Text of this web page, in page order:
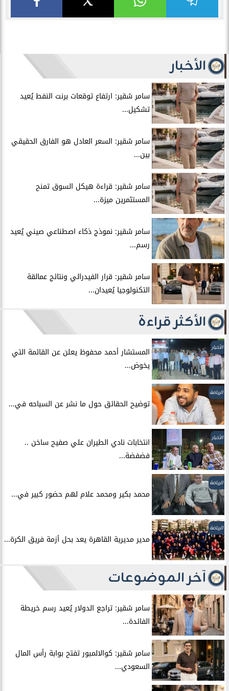
الأخبار
سامر شقير: ارتفاع توقعات برنت النفط يُعيد
تشكيل...
سامر شقير: السعر العادل هو الفارق الحقيقي
بين...
سامر شقير: قراءة هيكل السوق تمنح
المستثمرين ميزة...
سامر شقير: نموذج ذكاء اصطناعي صيني يُعيد
رسم...
سامر شقير: قرار الفيدرالي ونتائج عمالقة
التكنولوجيا يُعيدان...
الأكثر قراءة
الأخبار
المستشار أحمد محفوظ يعلن عن القائمة التي
يخوض...
الرياضة
توضيح الحقائق حول ما نشر عن السباحه في...
الأخبار
انتخابات نادي الطيران علي صفيح ساخن ..
فضفضة...
الرياضة
محمد بكير ومحمد علام لهم حضور كبير في...
الرياضة
مدير مديرية القاهرة يعد بحل أزمة فريق الكرة...
آخر الموضوعات
سامر شقير: تراجع الدولار يُعيد رسم خريطة
الفائدة...
سامر شقير: كوالالمبور تفتح بوابة رأس المال
السعودي...